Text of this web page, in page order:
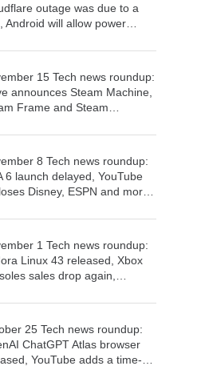
outage was due to a
Android will allow power
to make Windows 11 an
15 Tech news roundup:
announces Steam Machine,
Frame and Steam
to consoles and mobile
optional
8 Tech news roundup:
6 launch delayed, YouTube
Disney, ESPN and more,
1 Tech news roundup:
Linux 43 released, Xbox
sales drop again,
25 Tech news roundup:
ChatGPT Atlas browser
YouTube adds a time-